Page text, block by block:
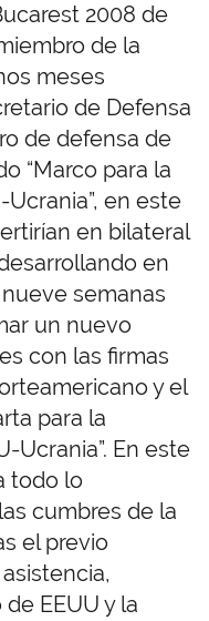
2008 de
de la
meses
de Defensa
de defensa de
“Marco para la
en este
en bilateral
en
semanas
un nuevo
con las firmas
y el
para la
Ucrania”. En este
todo lo
cumbres de la
el previo
EEUU y la